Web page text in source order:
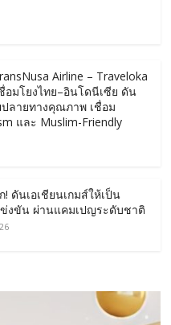
Airline – Traveloka
อมโยงไทย–อินโดนีเซีย ดัน
ลายทางคุณภาพ เชื่อม
และ Muslim-Friendly
! ดันเอเชียนเกมส์ให้เป็น
งขัน ผ่านแคมเปญระดับชาติ